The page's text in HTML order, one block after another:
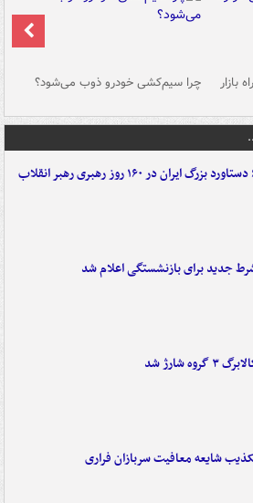
بازار چرا سیم‌کشی خودرو ذوب می‌شود؟
انقلاب
جدید برای بازنشستگی اعلام شد
۳ گروه شارژ شد
شایعه معافیت سربازان فراری